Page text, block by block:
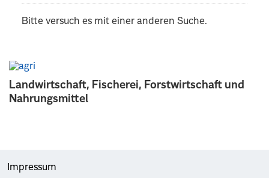
Landwirtschaft, Fischerei, Forstwirtschaft und
Nahrungsmittel
Bitte versuch es mit einer anderen Suche.
Impressum